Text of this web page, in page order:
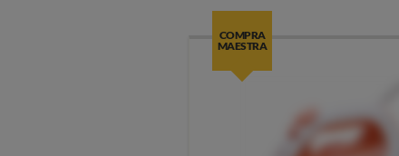
COMPRA
MAESTRA